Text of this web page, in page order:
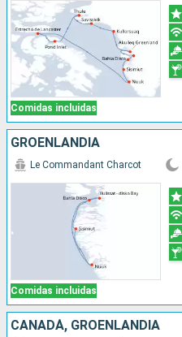
Comidas incluidas
GROENLANDIA
Comidas incluidas
Le Commandant Charcot
CANADÁ, GROENLANDIA